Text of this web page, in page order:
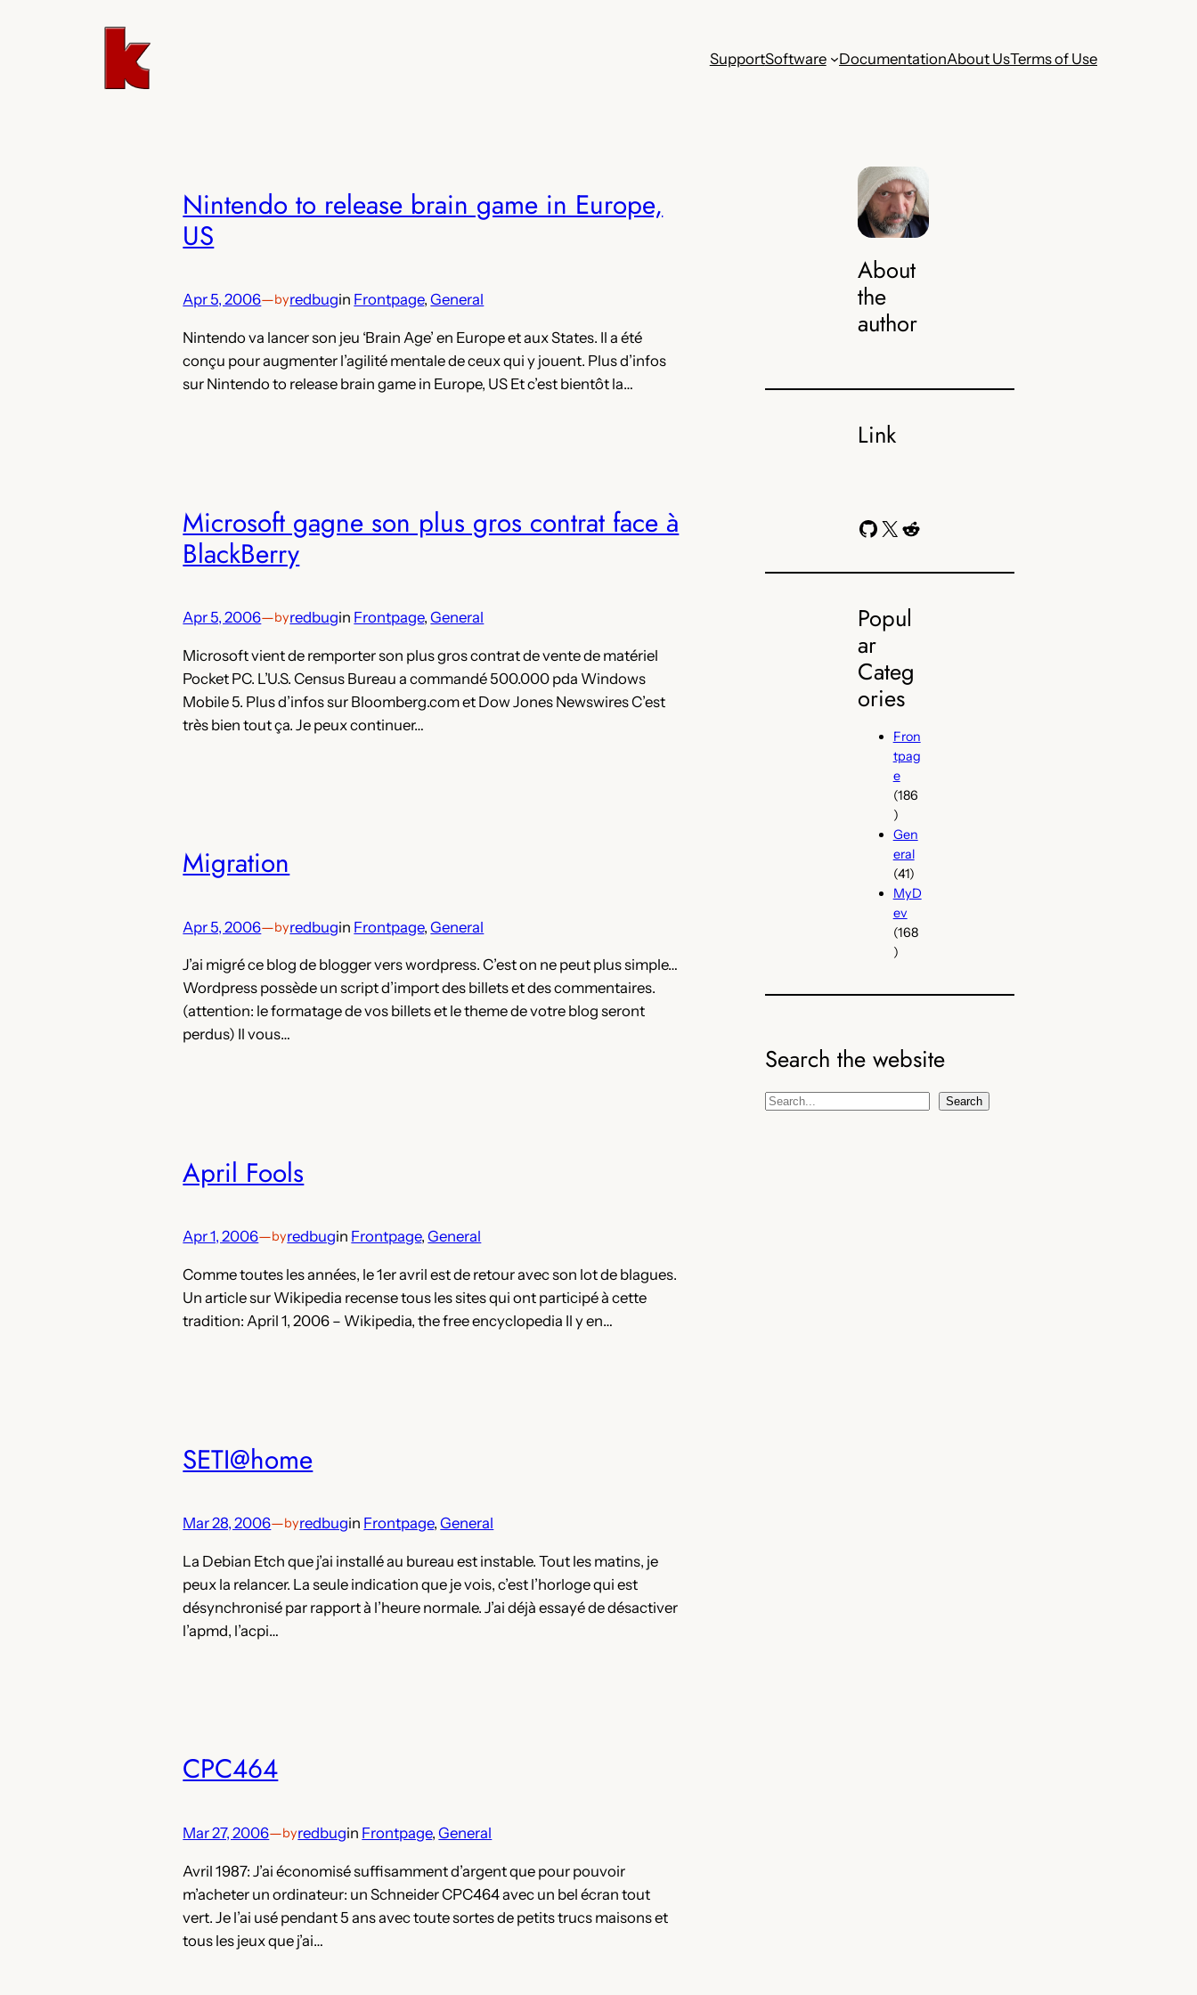
SupportSoftware DocumentationAbout UsTerms of Use
Nintendo to release brain game in Europe,
US
Apr 5, 2006—byredbugin Frontpage, General
Nintendo va lancer son jeu ‘Brain Age’ en Europe et aux States. Il a été
conçu pour augmenter l’agilité mentale de ceux qui y jouent. Plus d’infos
sur Nintendo to release brain game in Europe, US Et c’est bientôt la…
Microsoft gagne son plus gros contrat face à
BlackBerry
Apr 5, 2006—byredbugin Frontpage, General
Microsoft vient de remporter son plus gros contrat de vente de matériel
Pocket PC. L’U.S. Census Bureau a commandé 500.000 pda Windows
Mobile 5. Plus d’infos sur Bloomberg.com et Dow Jones Newswires C’est
très bien tout ça. Je peux continuer…
Migration
Apr 5, 2006—byredbugin Frontpage, General
J’ai migré ce blog de blogger vers wordpress. C’est on ne peut plus simple…
Wordpress possède un script d’import des billets et des commentaires.
(attention: le formatage de vos billets et le theme de votre blog seront
perdus) Il vous…
April Fools
Apr 1, 2006—byredbugin Frontpage, General
Comme toutes les années, le 1er avril est de retour avec son lot de blagues.
Un article sur Wikipedia recense tous les sites qui ont participé à cette
tradition: April 1, 2006 – Wikipedia, the free encyclopedia Il y en…
SETI@home
Mar 28, 2006—byredbugin Frontpage, General
La Debian Etch que j’ai installé au bureau est instable. Tout les matins, je
peux la relancer. La seule indication que je vois, c’est l’horloge qui est
désynchronisé par rapport à l’heure normale. J’ai déjà essayé de désactiver
l’apmd, l’acpi…
CPC464
Mar 27, 2006—byredbugin Frontpage, General
Avril 1987: J’ai économisé suffisamment d’argent que pour pouvoir
m’acheter un ordinateur: un Schneider CPC464 avec un bel écran tout
vert. Je l’ai usé pendant 5 ans avec toute sortes de petits trucs maisons et
tous les jeux que j’ai…
About
the
author
Link
GitHub X Reddit
Popul
ar
Categ
ories
Fron
tpag
e
(186
)
Gen
eral
(41)
MyD
ev
(168
)
Search the website
S
Search